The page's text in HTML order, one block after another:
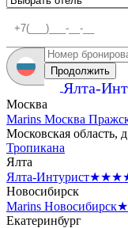
Продолжить
Ялта-
Москва
Marins Москва
Московская область,
Тропикана
Ялта
Ялта-Интурист
Новосибирск
Marins Новосибирск
Екатеринбург